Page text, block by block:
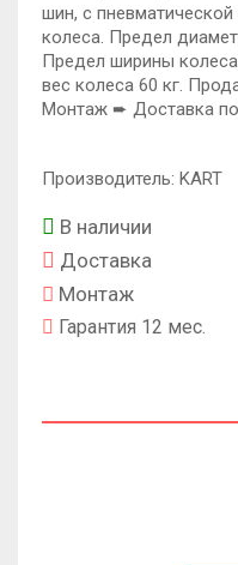
шин, с
колеса. Предел
Предел ширины
вес колеса 60 кг.
Монтаж ➨ Доставка по
Производитель: KART
В наличии
Доставка
Монтаж
Гарантия 12 мес.